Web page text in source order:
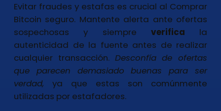
Evitar fraudes y estafas es crucial al Comprar
Bitcoin seguro. Mantente alerta ante ofertas
sospechosas y siempre verifica la
autenticidad de la fuente antes de realizar
cualquier transacción. Desconfía de ofertas
que parecen demasiado buenas para ser
verdad, ya que estas son comúnmente
utilizadas por estafadores.